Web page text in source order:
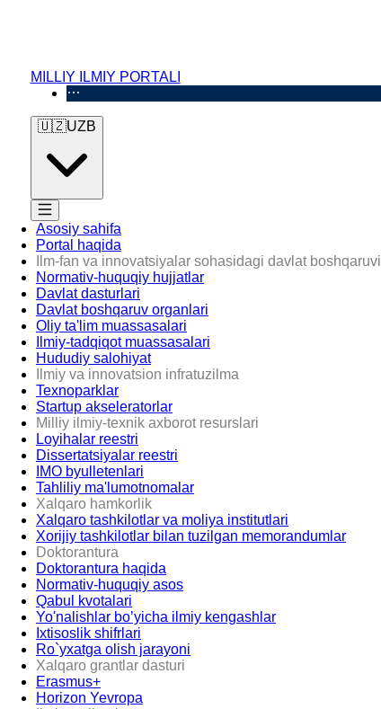
MILLIY ILMIY PORTALI
🇺🇿UZB
Asosiy sahifa
Portal haqida
Ilm-fan va innovatsiyalar sohasidagi davlat boshqaruvi
Normativ-huquqiy hujjatlar
Davlat dasturlari
Davlat boshqaruv organlari
Oliy ta'lim muassasalari
Ilmiy-tadqiqot muassasalari
Hududiy salohiyat
Ilmiy va innovatsion infratuzilma
Texnoparklar
Startup akseleratorlar
Milliy ilmiy-texnik axborot resurslari
Loyihalar reestri
Dissertatsiyalar reestri
IMO byulletenlari
Tahliliy ma'lumotnomalar
Xalqaro hamkorlik
Xalqaro tashkilotlar va moliya institutlari
Xorijiy tashkilotlar bilan tuzilgan memorandumlar
Doktorantura
Doktorantura haqida
Normativ-huquqiy asos
Qabul kvotalari
Yo'nalishlar bo’yicha ilmiy kengashlar
Ixtisoslik shifrlari
Ro`yxatga olish jarayoni
Xalqaro grantlar dasturi
Erasmus+
Horizon Yevropa